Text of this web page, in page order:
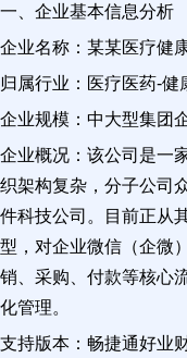
一、企业基本信息分析
企业名称：某某医疗健
归属行业：医疗医药-健
企业规模：中大型集团
企业概况：该公司是一
织架构复杂，分子公司
件科技公司。目前正从
型，对企业微信（企微
销、采购、付款等核心
化管理。
支持版本：畅捷通好业